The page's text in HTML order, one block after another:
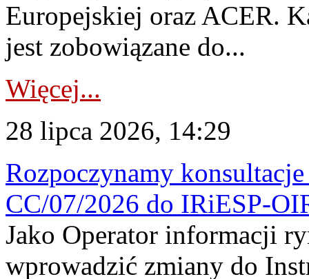
Europejskiej oraz ACER.
jest zobowiązane do...
Więcej...
28 lipca 2026, 14:29
Rozpoczynamy
CC/07/2026 do IRiESP-
Jako Operator informacji
wprowadzić zmiany do